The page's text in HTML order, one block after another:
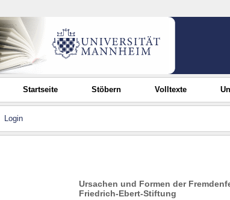
Startseite Stöbern Volltexte
Login
Ursachen und Formen der
Friedrich-Ebert-Stiftung